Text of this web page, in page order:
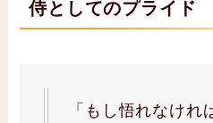
侍としてのプライド
「もし悟れなけれ